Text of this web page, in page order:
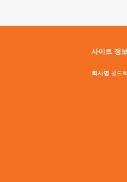
사이트 정보
회사명 골드